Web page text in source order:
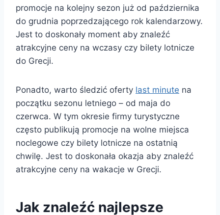
promocje na kolejny sezon już od października
do grudnia poprzedzającego rok kalendarzowy.
Jest to doskonały moment aby znaleźć
atrakcyjne ceny na wczasy czy bilety lotnicze
do Grecji.
Ponadto, warto śledzić oferty last minute na
początku sezonu letniego – od maja do
czerwca. W tym okresie firmy turystyczne
często publikują promocje na wolne miejsca
noclegowe czy bilety lotnicze na ostatnią
chwilę. Jest to doskonała okazja aby znaleźć
atrakcyjne ceny na wakacje w Grecji.
Jak znaleźć najlepsze